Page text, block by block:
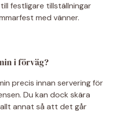
festligare tillställningar
med vänner.
i förväg?
precis innan servering för
Du kan dock skära
annat så att det går